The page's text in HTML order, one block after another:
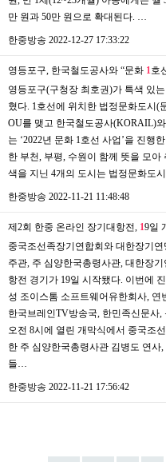
만 원과 50만 원으로 확대된다. …
한중방송 2022-12-27 17:33:22
영등포구, 한국철도공사와 “문화 1 호
영등포구(구청장 최호권)가 특색 있
혔다. 1호선에 위치한 법정문화도시(
OU를 맺고 한국철도공사(KORAIL)
는 ‘2022년 문화 1호선 사업’을 진행
한 부천, 부평, 수원이 함께 뜻을 모
색을 지닌 4개의 도시는 법정문화도
한중방송 2022-11-21 11:48:48
제2회 한중 온라인 장기대항전, 19일
중국조선족장기연합회와 대한장기
주관, 주 심양한국총령사관, 대한장
항전 경기가 19일 시작됐다. 이번에
성 조이스톰 소프트웨어유한회사, 연
한국브레인TV방송국, 한민족신문사,
오전 8시에 열린 개막식에서 중국조
한 주 심양한국총령사관 김병도 연
들…
한중방송 2022-11-21 17:56:42